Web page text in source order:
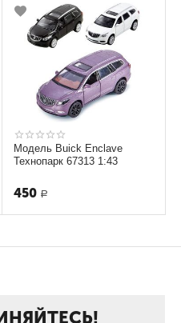
Модель Buick Enclave
Технопарк 67313 1:43
450 Р